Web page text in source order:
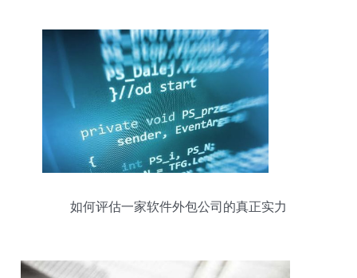
如何评估一家软件外包公司的真正实力